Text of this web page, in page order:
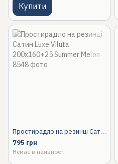
Купити
Простирадло на резинці Сатин Luxe Viluta 200х160+25 Summer Melon
795 грн
Немає в наявності